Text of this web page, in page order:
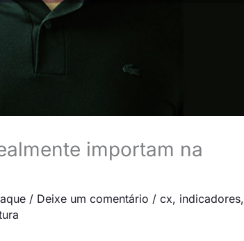
importam na
/ Deixe um comentário / cx, indicadores,